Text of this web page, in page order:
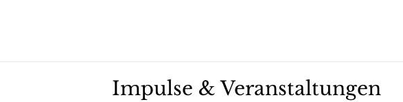
Impulse & Veranstaltungen